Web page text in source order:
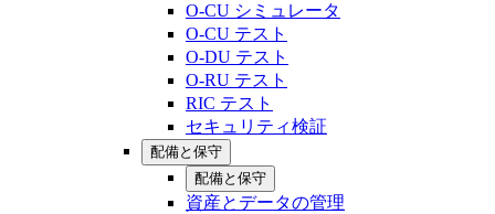
O-CU シミュレータ
O-CU テスト
O-DU テスト
O-RU テスト
RIC テスト
セキュリティ検証
配備と保守
配備と保守
資産とデータの管理